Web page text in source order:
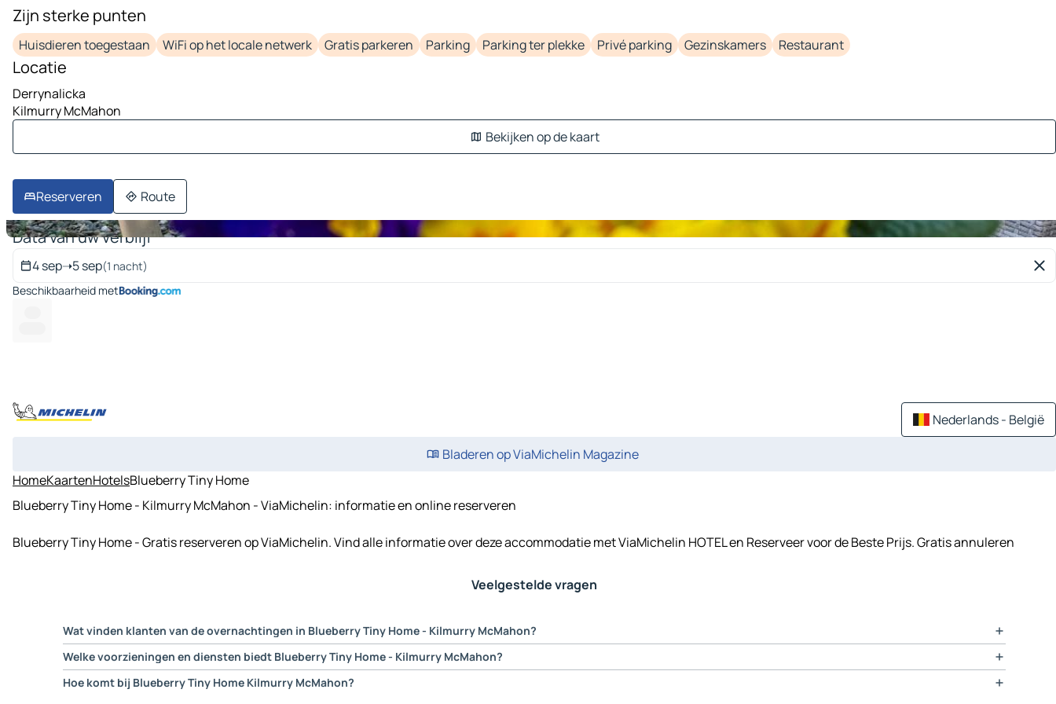
1 afbeelding op 10
Zijn sterke punten
Huisdieren toegestaan WiFi op het locale netwerk Gratis parkeren Parking Parking ter plekke Privé parking Gezinskamers Restaurant
Locatie
Derrynalicka
Kilmurry McMahon
Bekijken op de kaart
Reserveren Route
Data van uw verblijf
4 sep➝5 sep(1 nacht)
Beschikbaarheid met
Nederlands - België
Bladeren op ViaMichelin Magazine
HomeKaartenHotelsBlueberry Tiny Home
Blueberry Tiny Home - Kilmurry McMahon - ViaMichelin: informatie en online reserveren
Blueberry Tiny Home - Gratis reserveren op ViaMichelin. Vind alle informatie over deze accommodatie met ViaMichelin HOTEL en Reserveer voor de Beste Prijs. Gratis annuleren
Veelgestelde vragen
Wat vinden klanten van de overnachtingen in Blueberry Tiny Home - Kilmurry McMahon?
Op de website van onze partner Booking.com, geven gasten die hier verbleven een waardering van gemiddeld 8.8 aan Blueberry Tiny Home - Kilmurry McMahon.
Welke voorzieningen en diensten biedt Blueberry Tiny Home - Kilmurry McMahon?
Blueberry Tiny Home Kilmurry McMahon biedt de volgende diensten: Huisdieren toegestaan, WiFi op het locale netwerk, Gratis parkeren, Parking, Parking ter plekke, Privé parking,
Gezinskamers, Restaurant…
Hoe komt bij Blueberry Tiny Home Kilmurry McMahon?